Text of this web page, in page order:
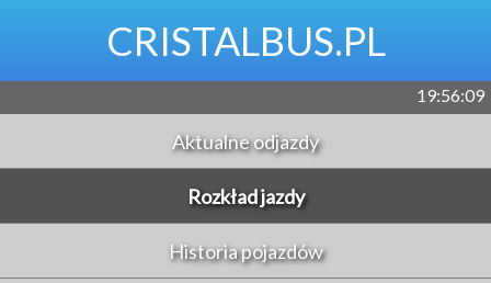
CRISTALBUS.PL
19:56:10
Aktualne odjazdy
Rozkład jazdy
Historia pojazdów